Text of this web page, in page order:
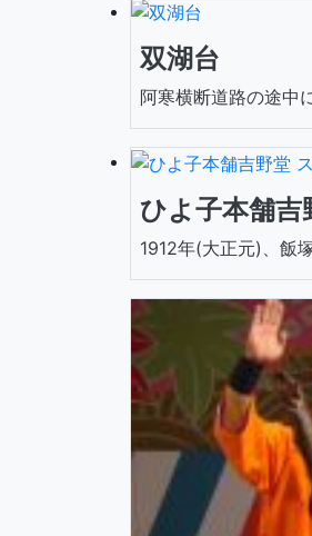
双湖台
阿寒横断道路の途中
ひよ子本舗吉
1912年(大正元)、飯